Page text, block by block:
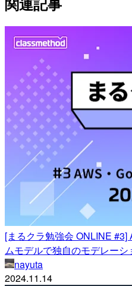
[まるクラ勉強会 ONLINE
ムモデルで独自のモデレー
nayuta
2024.11.14